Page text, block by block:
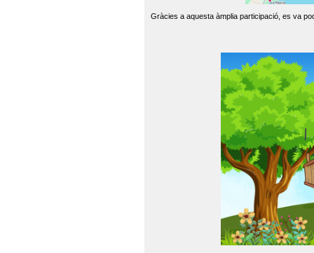
Gràcies a aquesta àmplia participació, es va